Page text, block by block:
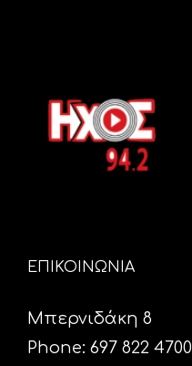
ΕΠΙΚΟΙΝΩΝΙΑ
Μπερνιδάκη 8
Phone: 697 822 4700